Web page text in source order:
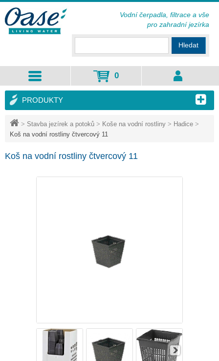
> Stavba jezírek a potoků > Koše na vodní rostliny > Hadice >
Koš na vodní rostliny čtvercový 11
Koš na vodní rostliny čtvercový 11
PRODUKTY
Hledat
0
Vodní čerpadla, filtrace a vše
pro zahradní jezírka